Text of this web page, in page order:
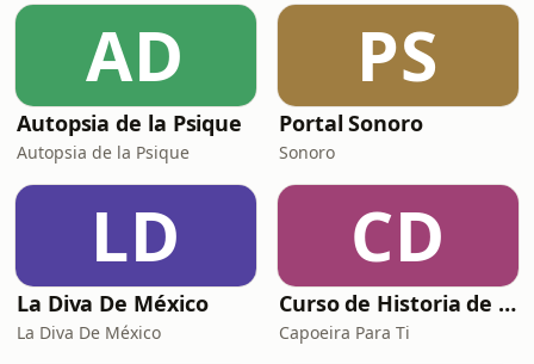
AD
Autopsia de la Psique
Autopsia de la Psique
PS
Portal Sonoro
Sonoro
LD
La Diva De México
La Diva De México
CD
Curso de Historia de Brasil para Capoeiras
Capoeira Para Ti